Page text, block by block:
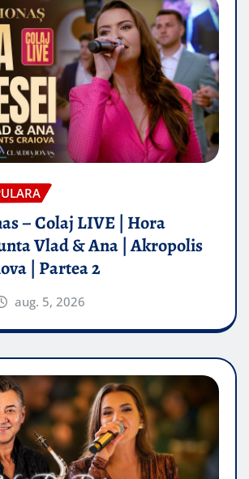
– Colaj LIVE | Hora
Vlad & Ana | Akropolis
| Partea 2
aug. 5, 2026